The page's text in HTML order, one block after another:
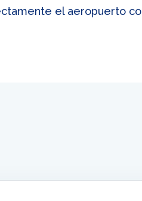
el aeropuerto